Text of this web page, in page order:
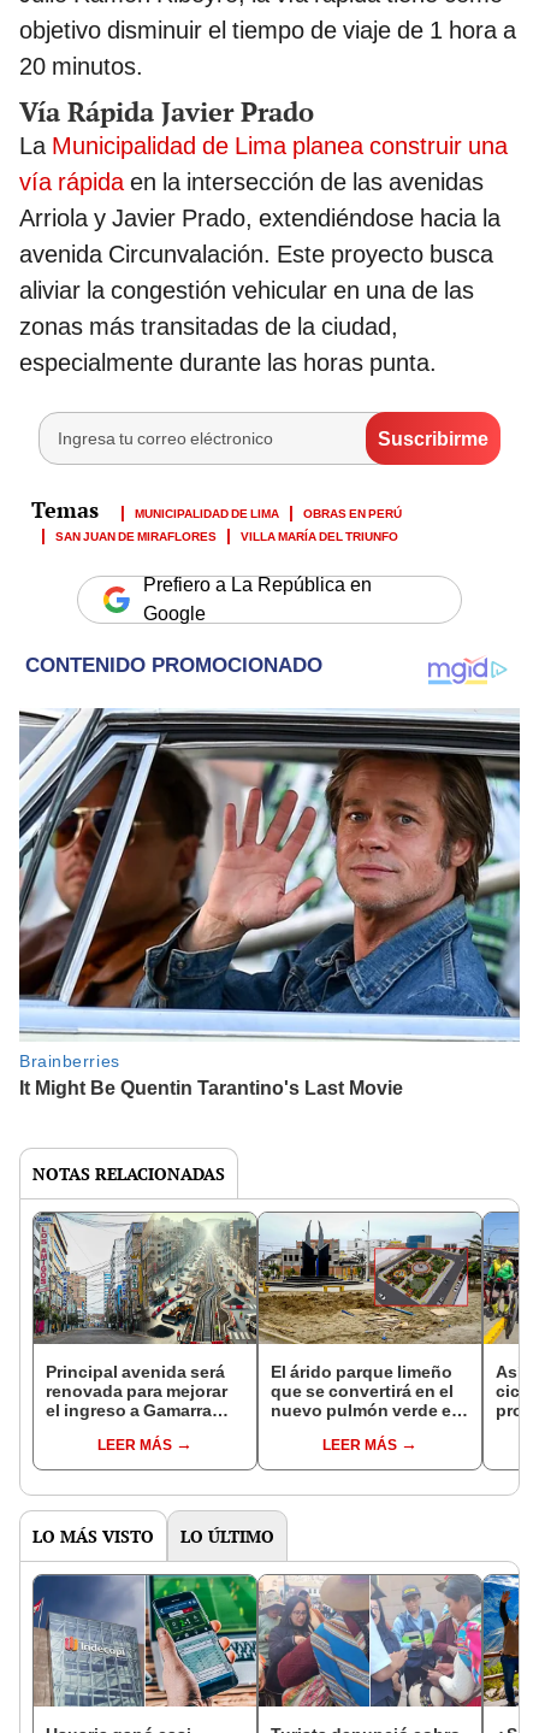
objetivo disminuir el tiempo de viaje de 1 hora a
20 minutos.
Vía Rápida Javier Prado
La Municipalidad de Lima planea construir una
vía rápidaen la intersección de las avenidas
Arriola y Javier Prado, extendiéndose hacia la
avenida Circunvalación. Este proyecto busca
aliviar la congestión vehicular en una de las
zonas más transitadas de la ciudad,
especialmente durante las horas punta.
MUNICIPALIDAD DE LIMA
OBRAS EN PERÚ
SAN JUAN DE MIRAFLORES
VILLA MARÍA DEL TRIUNFO
Prefiero a La República en
Google
NOTAS RELACIONADAS
Principal avenida será
renovada para mejorar
el ingreso a Gamarra
conexión al
Metropolitano y Línea 1
LEER MÁS
El árido parque limeño
que se convertirá en el
nuevo pulmón verde en
años, según la MML
LEER MÁS
Así
LO MÁS VISTO LO ÚLTIMO